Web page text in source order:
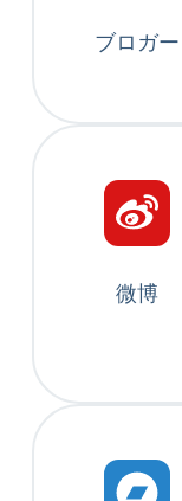
ブロガー
微博